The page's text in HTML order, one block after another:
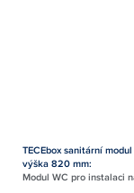
TECEbox sanitární
výška 820 mm:
Modul WC pro instalaci